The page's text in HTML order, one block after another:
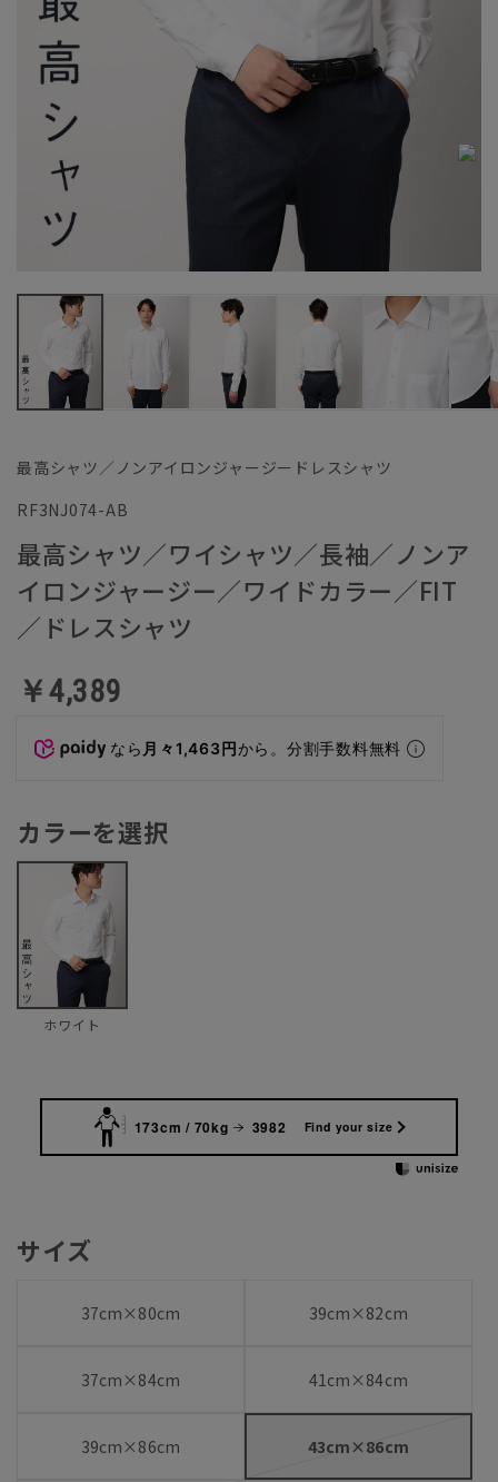
最高シャツ／ノンアイロンジャージードレスシャツ
RF3NJ074-AB
最高シャツ／ワイシャツ／長袖／ノンア
イロンジャージー／ワイドカラー／FIT
／ドレスシャツ
￥4,389
なら 月々1,463円から。分割手数料無料
カラーを選択
ホワイト
173cm / 70kg 3982 Find your size
サイズ
37cm×80cm 39cm×82cm
37cm×84cm 41cm×84cm
39cm×86cm 43cm×86cm